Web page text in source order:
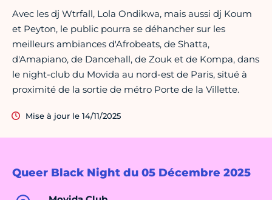
Queer Black Night du 05 Décembre 2025
Avec les dj Wtrfall, Lola Ondikwa, mais aussi dj Koum
et Peyton, le public pourra se déhancher sur les
meilleurs ambiances d'Afrobeats, de Shatta,
d'Amapiano, de Dancehall, de Zouk et de Kompa, dans
le night-club du Movida au nord-est de Paris, situé à
proximité de la sortie de métro Porte de la Villette.
Mise à jour le 14/11/2025